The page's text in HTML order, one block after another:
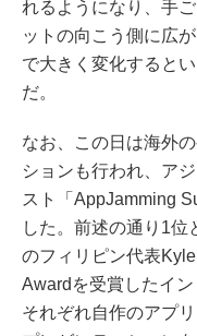
れるようになり、手
ットの向こう側に広
で大きく変化すると
だ。
なお、この日は海外
ションも行われ、ア
スト「AppJamming
した。前述の通り1位
のフィリピン代表
Awardを受賞したイン
それぞれ自作のアプ